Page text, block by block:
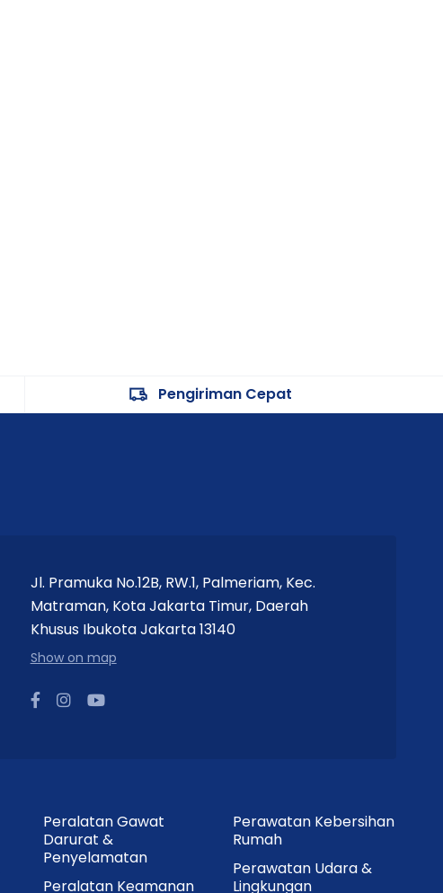
Pengiriman Cepat
Jl. Pramuka No.12B, RW.1, Palmeriam, Kec.
Matraman, Kota Jakarta Timur, Daerah
Khusus Ibukota Jakarta 13140
Show on map
Peralatan Gawat
Darurat &
Penyelamatan
Peralatan Keamanan
Perawatan Kebersihan
Rumah
Perawatan Udara &
Lingkungan